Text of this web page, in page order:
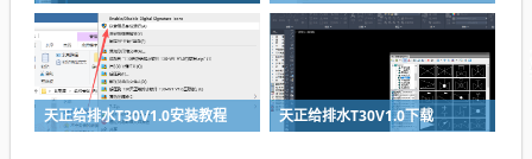
天正给排水T30V1.0安装教程 天正给排水T30V1.0下载